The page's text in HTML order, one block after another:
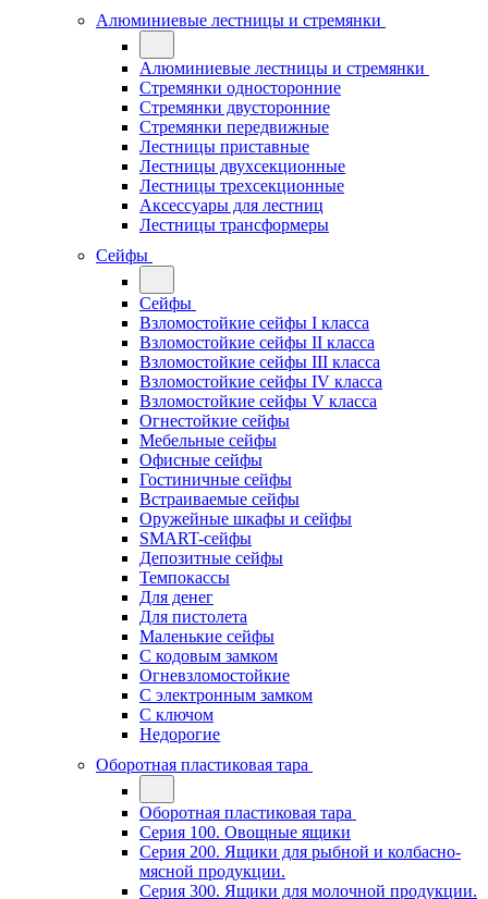
Алюминиевые лестницы и стремянки
Алюминиевые лестницы и стремянки
Стремянки односторонние
Стремянки двусторонние
Стремянки передвижные
Лестницы приставные
Лестницы двухсекционные
Лестницы трехсекционные
Аксессуары для лестниц
Лестницы трансформеры
Сейфы
Сейфы
Взломостойкие сейфы I класса
Взломостойкие сейфы II класса
Взломостойкие сейфы III класса
Взломостойкие сейфы IV класса
Взломостойкие сейфы V класса
Огнестойкие сейфы
Мебельные сейфы
Офисные сейфы
Гостиничные сейфы
Встраиваемые сейфы
Оружейные шкафы и сейфы
SMART-сейфы
Депозитные сейфы
Темпокассы
Для денег
Для пистолета
Маленькие сейфы
С кодовым замком
Огневзломостойкие
С электронным замком
С ключом
Недорогие
Оборотная пластиковая тара
Оборотная пластиковая тара
Серия 100. Овощные ящики
Серия 200. Ящики для рыбной и колбасно-
мясной продукции.
Серия 300. Ящики для молочной продукции.